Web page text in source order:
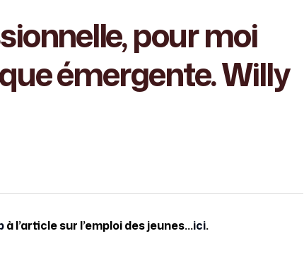
pour moi
émergente. Willy
à l’article sur l’emploi des jeunes…ici.